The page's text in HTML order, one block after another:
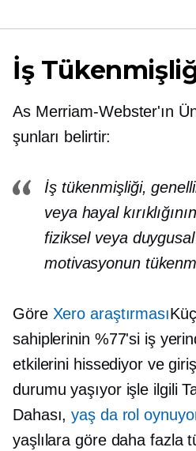
İş
As Merriam-Webster'ın
şunları belirtir:
İş tükenmişliği,
veya hayal
fiziksel veya
motivasyonun
Göre Xero araştırması
sahiplerinin %77'si iş
etkilerini hissediyor ve
durumu yaşıyor işle ilgili
Dahası,yaş da rol
yaşlılara göre daha fazla